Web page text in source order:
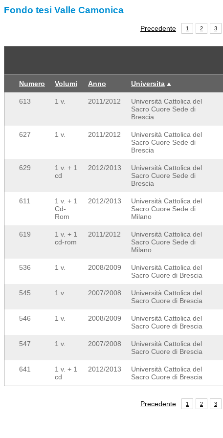
Fondo tesi Valle Camonica
Precedente 1 2 3
Numero Volumi Anno Universita
613 1 v. 2011/2012
Università Cattolica del
Sacro Cuore Sede di
Brescia
627 1 v. 2011/2012
Università Cattolica del
Sacro Cuore Sede di
Brescia
629
1 v. + 1
cd
2012/2013
Università Cattolica del
Sacro Cuore Sede di
Brescia
611
1 v. + 1
Cd-
Rom
2012/2013
Università Cattolica del
Sacro Cuore Sede di
Milano
619
1 v. + 1
cd-rom
2011/2012
Università Cattolica del
Sacro Cuore Sede di
Milano
536 1 v. 2008/2009
Università Cattolica del
Sacro Cuore di Brescia
545 1 v. 2007/2008
Università Cattolica del
Sacro Cuore di Brescia
546 1 v. 2008/2009
Università Cattolica del
Sacro Cuore di Brescia
547 1 v. 2007/2008
Università Cattolica del
Sacro Cuore di Brescia
641
1 v. + 1
cd
2012/2013
Università Cattolica del
Sacro Cuore di Brescia
Precedente 1 2 3